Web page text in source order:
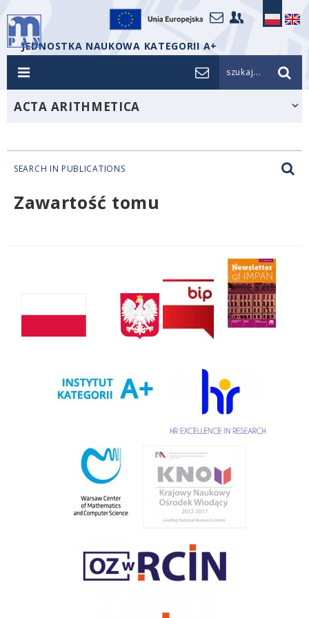
JEDNOSTKA NAUKOWA KATEGORII A+
szukaj...
ACTA ARITHMETICA
SEARCH IN PUBLICATIONS
Zawartość tomu